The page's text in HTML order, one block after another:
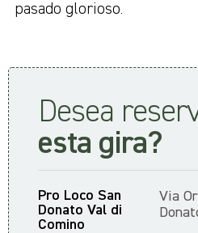
pasado glorioso.
Desea
esta gira?
Pro Loco San
Donato Val di
Comino
Via